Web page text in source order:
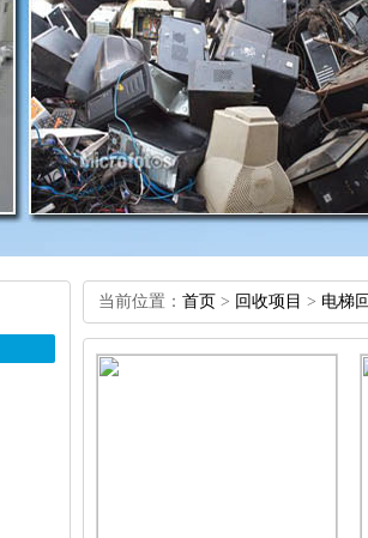
当前位置： 首页 > 回收项目 > 电梯